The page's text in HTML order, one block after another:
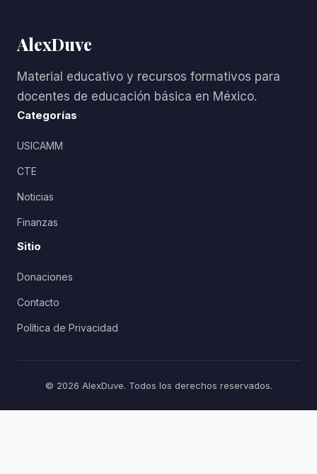
AlexDuve
Material educativo y recursos formativos para
docentes de educación básica en México.
Categorías
USICAMM
CTE
Noticias
Finanzas
Sitio
Donaciones
Contacto
Política de Privacidad
© 2026 AlexDuve. Todos los derechos reservados.